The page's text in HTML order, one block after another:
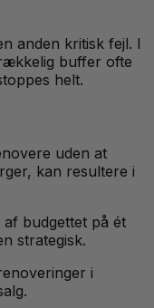
anden kritisk fejl. I
buffer ofte
helt.
uden at
kan resultere i
budgettet på ét
strategisk.
i